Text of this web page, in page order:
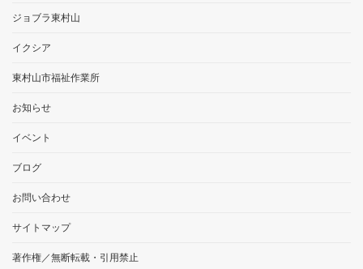
ジョブラ東村山
イクシア
東村山市福祉作業所
お知らせ
イベント
ブログ
お問い合わせ
サイトマップ
著作権／無断転載・引用禁止